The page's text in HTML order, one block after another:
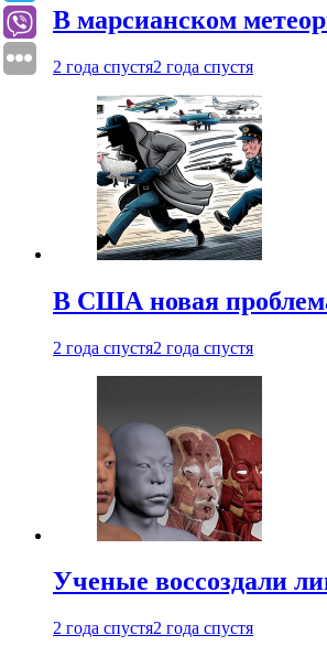
В марсианском
2 года спустя2 года спустя
В США новая
2 года спустя2 года спустя
Ученые воссоздали
2 года спустя2 года спустя